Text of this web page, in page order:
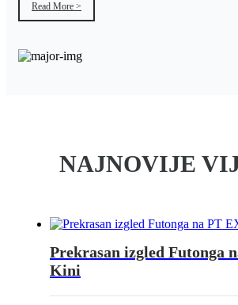
Read More >
NAJNOVIJE
Prekrasan izgled Futonga
Kini